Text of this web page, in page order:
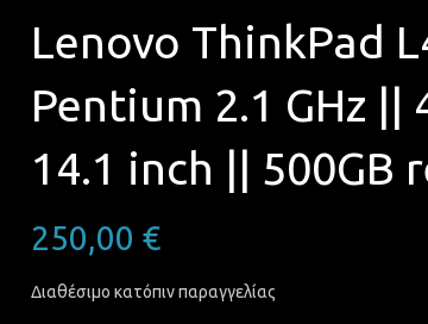
Lenovo ThinkPad
Pentium 2.1 GHz ||
14.1 inch || 500GB
250,00 €
Διαθέσιμο κατόπιν παραγγελίας